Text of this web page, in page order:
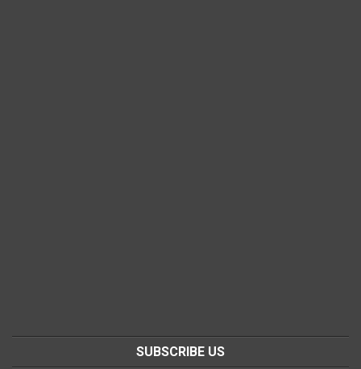
SUBSCRIBE US